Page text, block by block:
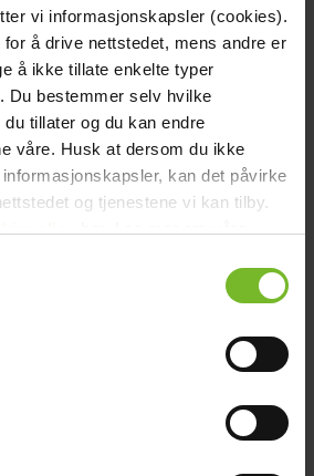
vi informasjonskapsler (cookies).
å drive nettstedet, mens andre er
å ikke tillate enkelte typer
Du bestemmer selv hvilke
tillater og du kan endre
våre. Husk at dersom du ikke
kan det påvirke
og tjenestene vi kan tilby.